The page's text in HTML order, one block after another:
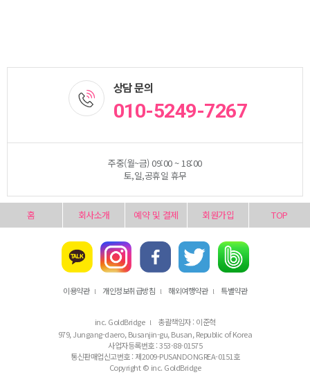
상담 문의
010-5249-7267
주중(월~금) 09:00 ~ 18:00
토,일,공휴일 휴무
홈 회사소개 예약 및 결제 회원가입 TOP
이용약관 l 개인정보취급방침 l 해외여행약관 l 특별약관
inc. GoldBridge l
총괄책임자 : 이준혁
979, Jungang-daero, Busanjin-gu, Busan, Republic of Korea
사업자등록번호 : 353-88-01575
통신판매업신고번호 : 제2009-PUSANDONGREA-0151호
Copyright © inc. GoldBridge